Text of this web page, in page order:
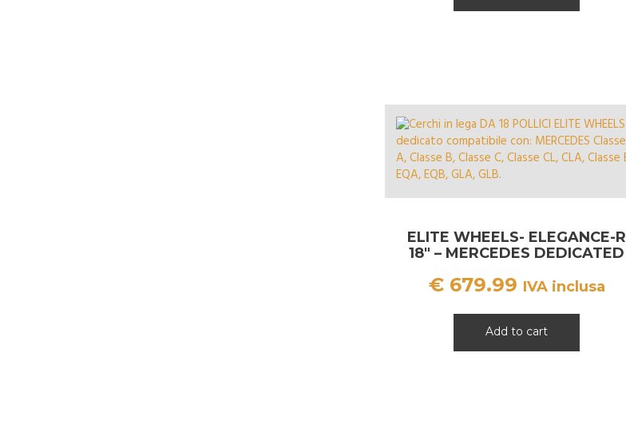
ELITE WHEELS- ELEGANCE-R
18″ – MERCEDES DEDICATED
€679.99 IVA inclusa
Add to cart